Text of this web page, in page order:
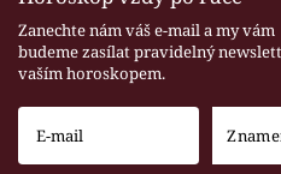
Zanechte nám váš e-mail a my vám
budeme zasílat pravidelný
vaším horoskopem.